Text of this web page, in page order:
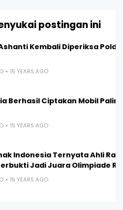
postingan ini
Kembali Diperiksa
15 YEARS AGO
Berhasil Ciptakan Mobil
15 YEARS AGO
Indonesia Ternyata Ahli
Jadi Juara Olimpiade
15 YEARS AGO